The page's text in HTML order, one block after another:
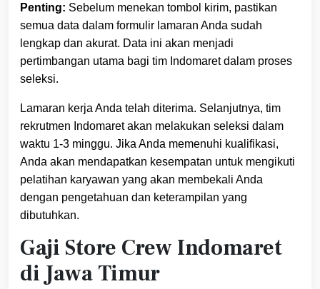
Penting: Sebelum menekan tombol kirim, pastikan
semua data dalam formulir lamaran Anda sudah
lengkap dan akurat. Data ini akan menjadi
pertimbangan utama bagi tim Indomaret dalam proses
seleksi.
Lamaran kerja Anda telah diterima. Selanjutnya, tim
rekrutmen Indomaret akan melakukan seleksi dalam
waktu 1-3 minggu. Jika Anda memenuhi kualifikasi,
Anda akan mendapatkan kesempatan untuk mengikuti
pelatihan karyawan yang akan membekali Anda
dengan pengetahuan dan keterampilan yang
dibutuhkan.
Gaji Store Crew Indomaret
di Jawa Timur